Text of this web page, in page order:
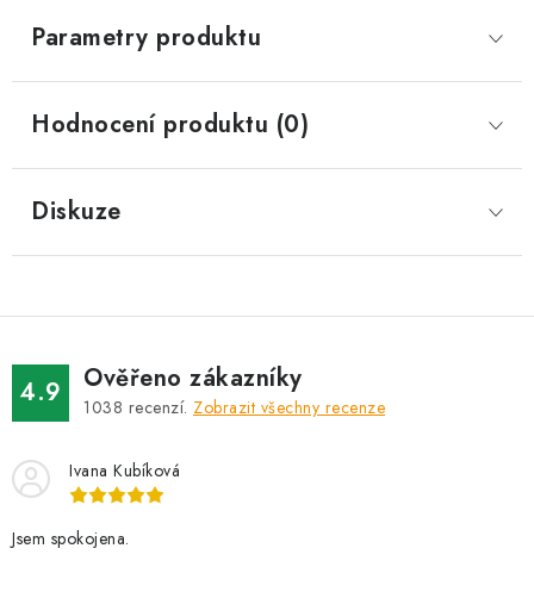
Parametry produktu
Hodnocení produktu (0)
Diskuze
4.9 Ověřeno zákazníky
1038 recenzí. Zobrazit všechny recenze
Ivana Kubíková
Jsem spokojena.